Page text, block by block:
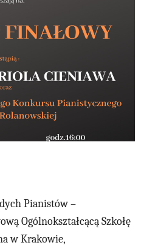
Pianistów –
Ogólnokształcącą Szkołę
w Krakowie,